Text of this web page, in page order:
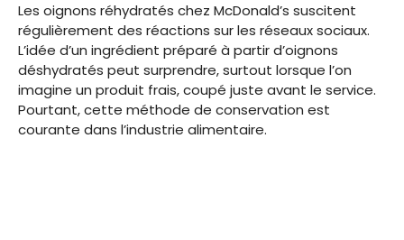
Les oignons réhydratés chez McDonald’s suscitent
régulièrement des réactions sur les réseaux sociaux.
L’idée d’un ingrédient préparé à partir d’oignons
déshydratés peut surprendre, surtout lorsque l’on
imagine un produit frais, coupé juste avant le service.
Pourtant, cette méthode de conservation est
courante dans l’industrie alimentaire.